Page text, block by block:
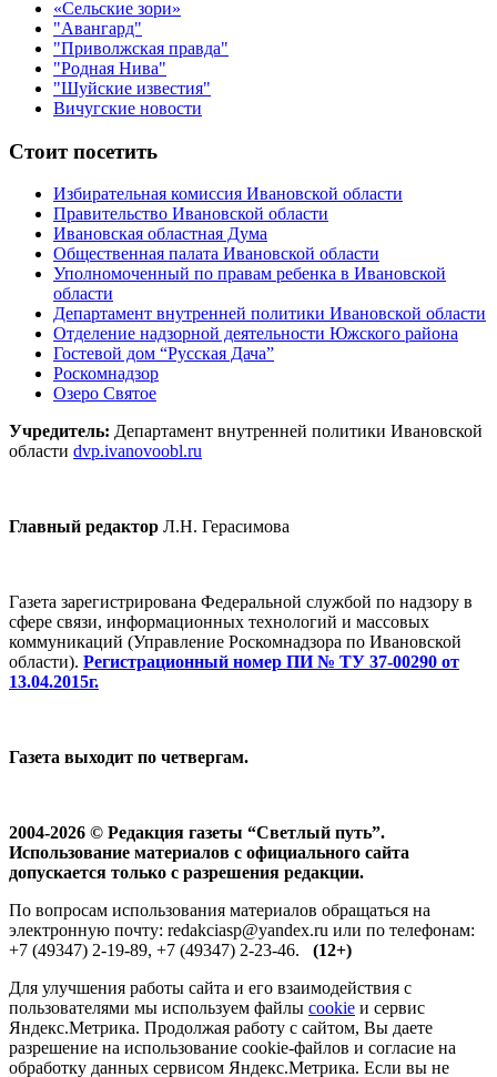
«Сельские зори»
"Авангард"
"Приволжская правда"
"Родная Нива"
"Шуйские известия"
Вичугские новости
Стоит посетить
Избирательная комиссия Ивановской области
Правительство Ивановской области
Ивановская областная Дума
Общественная палата Ивановской области
Уполномоченный по правам ребенка в Ивановской
области
Департамент внутренней политики Ивановской области
Отделение надзорной деятельности Южского района
Гостевой дом “Русская Дача”
Роскомнадзор
Озеро Святое
Учредитель: Департамент внутренней политики Ивановской
области dvp.ivanovoobl.ru
Главный редактор Л.Н. Герасимова
Газета зарегистрирована Федеральной службой по надзору в
сфере связи, информационных технологий и массовых
коммуникаций (Управление Роскомнадзора по Ивановской
области). Регистрационный номер ПИ № ТУ 37-00290 от
13.04.2015г.
Газета выходит по четвергам.
2004-2026 © Редакция газеты “Светлый путь”.
Использование материалов с официального сайта
допускается только с разрешения редакции.
По вопросам использования материалов обращаться на
электронную почту: redakciasp@yandex.ru или по телефонам:
+7 (49347) 2-19-89, +7 (49347) 2-23-46. (12+)
Для улучшения работы сайта и его взаимодействия с
пользователями мы используем файлы cookie и сервис
Яндекс.Метрика. Продолжая работу с сайтом, Вы даете
разрешение на использование cookie-файлов и согласие на
обработку данных сервисом Яндекс.Метрика. Если вы не